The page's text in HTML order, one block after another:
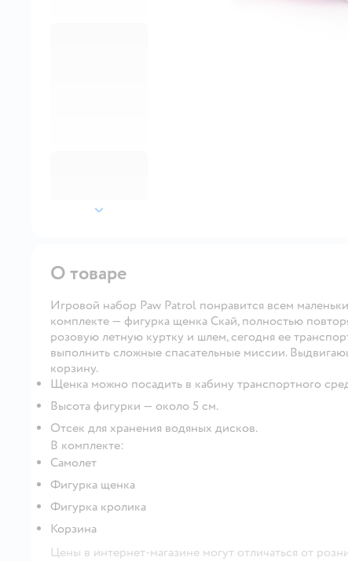
далее
О товаре
Игровой набор Paw Patrol понравится всем
комплекте — фигурка щенка Скай, полностью
розовую летную куртку и шлем, сегодня ее
выполнить сложные спасательные миссии.
корзину.
Щенка можно посадить в кабину транспортного
Высота фигурки — около 5 см.
Отсек для хранения водяных дисков.
В комплекте:
Самолет
Фигурка щенка
Фигурка кролика
Корзина
Цены в интернет-магазине могут отличаться от